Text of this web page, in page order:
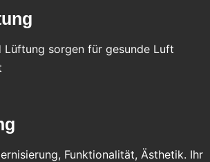
Lüftung sorgen für gesunde Luft
Funktionalität, Ästhetik. Ihr